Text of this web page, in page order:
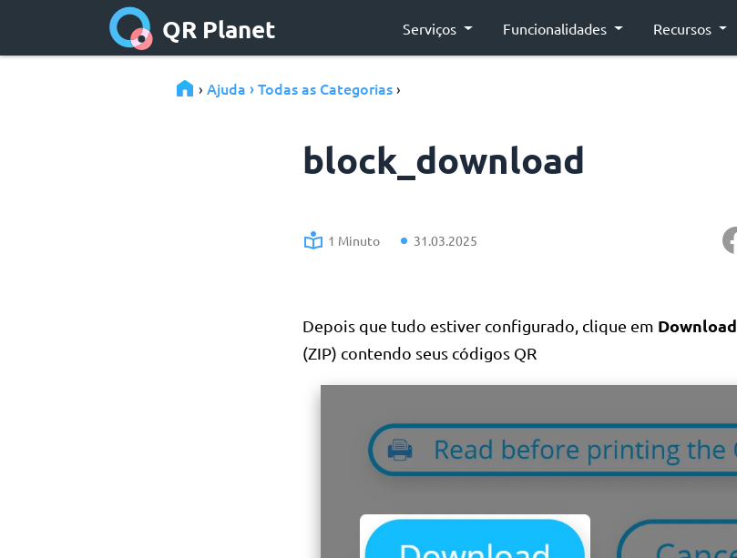
QR Planet Serviços Funcionalidades Recursos
› Ajuda › Todas as Categorias ›
block_download
1 Minuto 31.03.2025
Depois que tudo estiver configurado, clique em Download
(ZIP) contendo seus códigos QR